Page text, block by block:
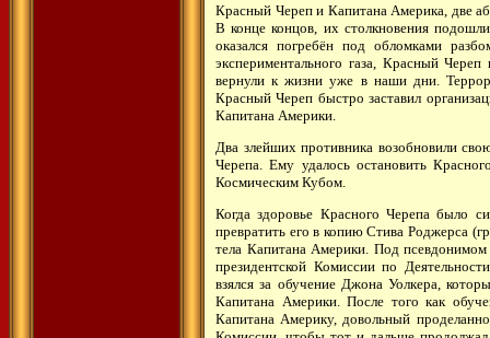
Красный Череп и Капитана Америка, две
В конце концов, их столкновения
оказался погребён под обломками
экспериментального газа, Красный
вернули к жизни уже в наши дни.
Красный Череп быстро заставил
Капитана Америки.
Два злейших противника возобновили
Черепа. Ему удалось остановить
Космическим Кубом.
Когда здоровье Красного Черепа было
превратить его в копию Стива Роджерса
тела Капитана Америки. Под
президентской Комиссии по
взялся за обучение Джона Уолкера,
Капитана Америки. После того как
Капитана Америку, довольный